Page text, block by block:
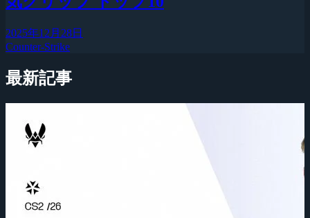
2025年12月28日
Counter-Strike
最新記事